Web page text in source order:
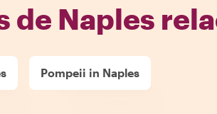
de Naples
Pompeii in Naples